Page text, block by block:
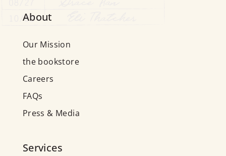
About
Our Mission
the bookstore
Careers
FAQs
Press & Media
Services